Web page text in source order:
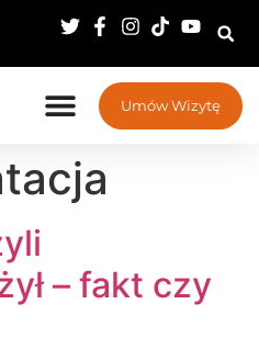
Umów Wizytę
– fakt czy